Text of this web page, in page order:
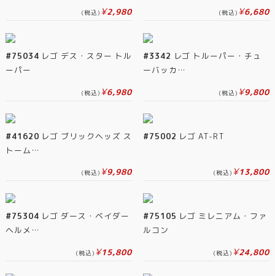
(税込) ¥2,980 (税込) ¥6,680
#75034 レゴ デス・スター トル
ーパー
(税込) ¥6,980
#3342 レゴ トルーパー・チュ
ーバッカ…
(税込) ¥9,800
#41620 レゴ ブリックヘッズ ス
トーム…
(税込) ¥9,980
#75002 レゴ AT-RT
(税込) ¥13,800
#75304 レゴ ダース・ベイダー
ヘルメ…
(税込) ¥15,800
#75105 レゴ ミレニアム・ファ
ルコン
(税込) ¥24,800